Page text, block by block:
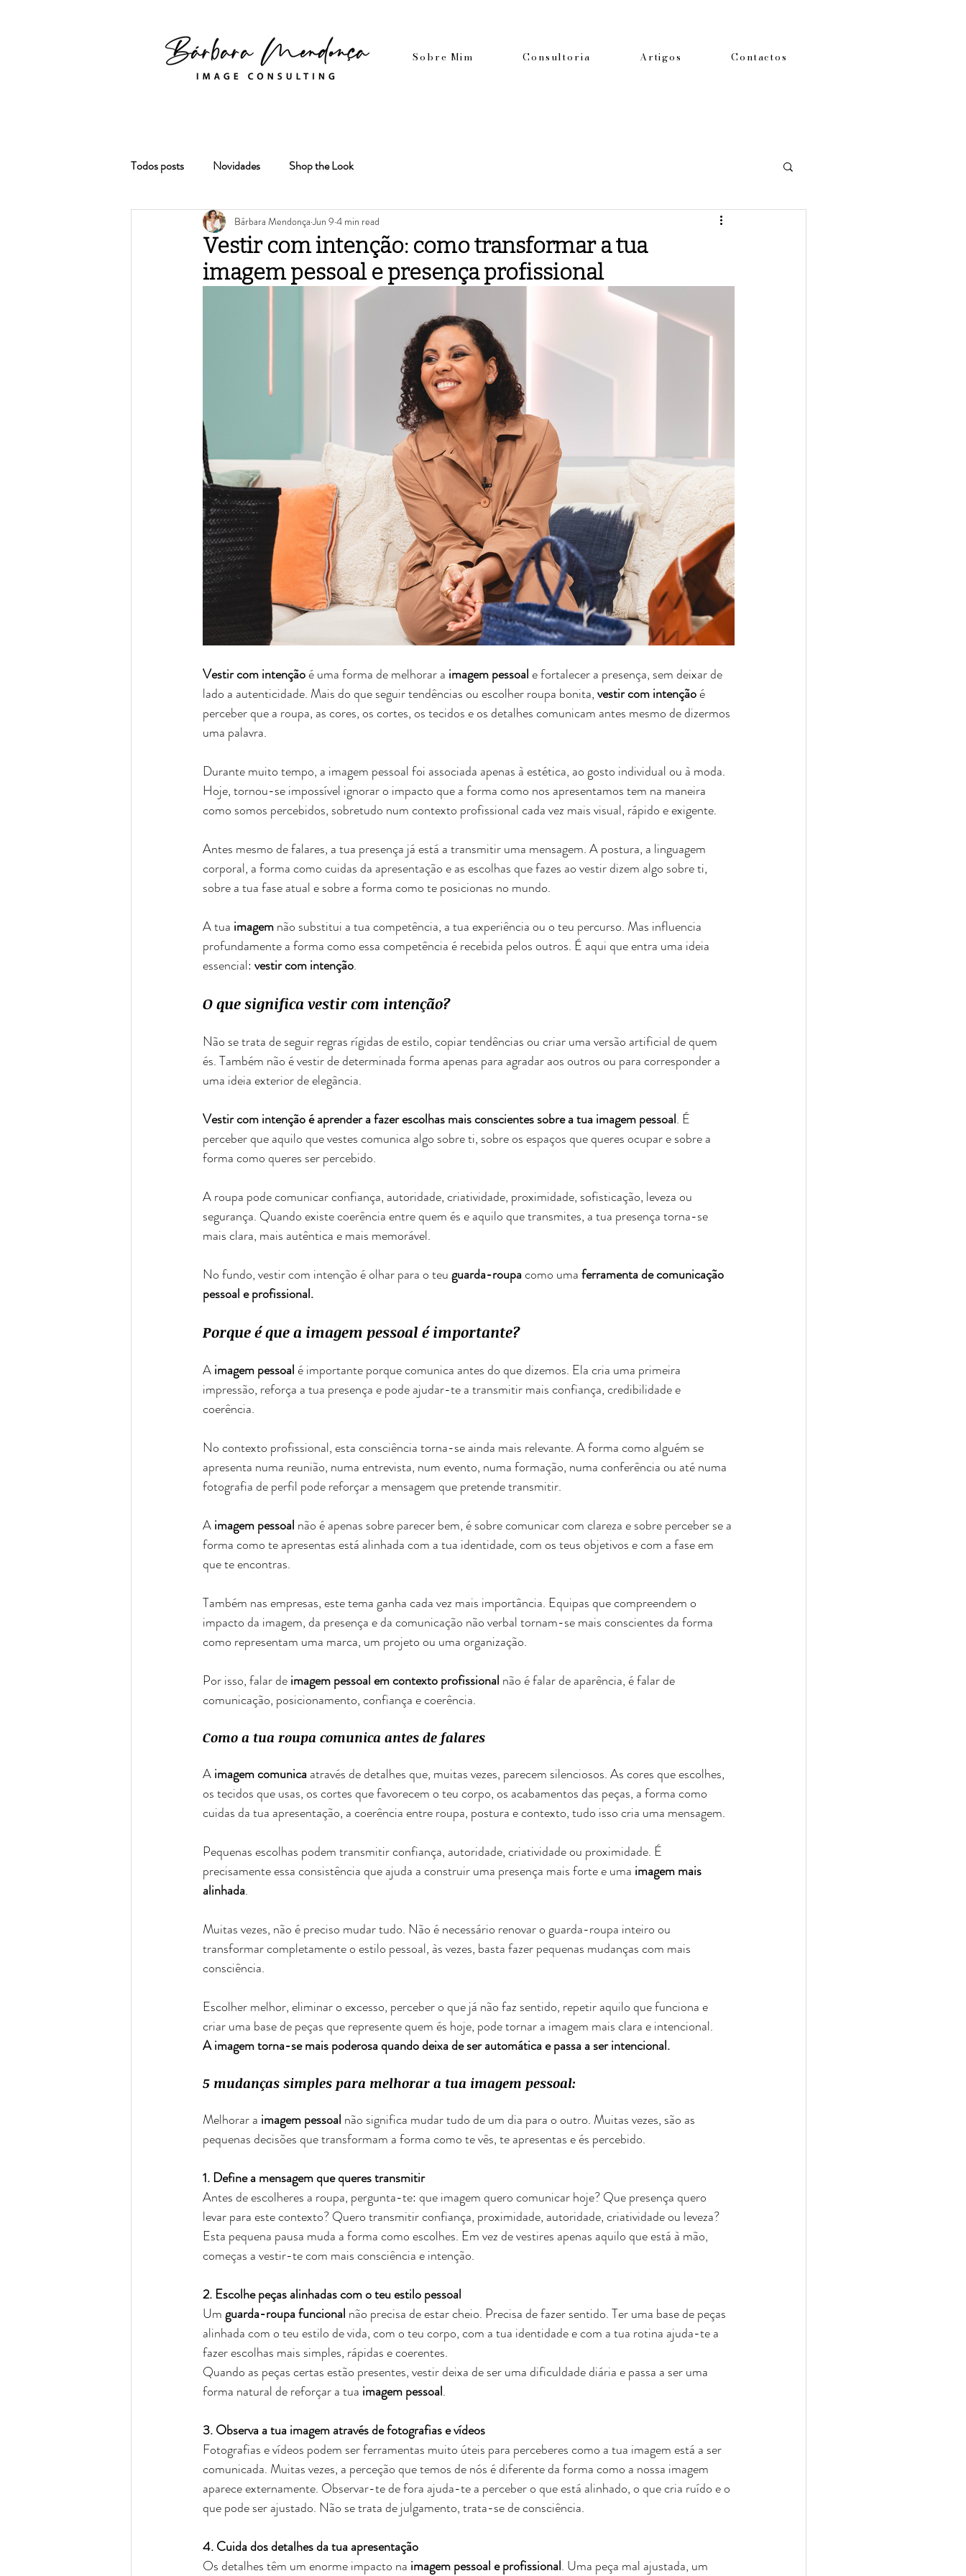
Sobre Mim Consultoria Artigos Contactos
Todos posts Novidades Shop the Look
Vestir com intenção: como transformar a tua
imagem pessoal e presença profissional
Bárbara Mendonça Jun 9 4 min read
Vestir com intenção é uma forma de melhorar a imagem pessoal e fortalecer a presença, sem deixar de
lado a autenticidade. Mais do que seguir tendências ou escolher roupa bonita, vestir com intenção é
perceber que a roupa, as cores, os cortes, os tecidos e os detalhes comunicam antes mesmo de dizermos
uma palavra.
Durante muito tempo, a imagem pessoal foi associada apenas à estética, ao gosto individual ou à moda.
Hoje, tornou-se impossível ignorar o impacto que a forma como nos apresentamos tem na maneira
como somos percebidos, sobretudo num contexto profissional cada vez mais visual, rápido e exigente.
Antes mesmo de falares, a tua presença já está a transmitir uma mensagem. A postura, a linguagem
corporal, a forma como cuidas da apresentação e as escolhas que fazes ao vestir dizem algo sobre ti,
sobre a tua fase atual e sobre a forma como te posicionas no mundo.
A tua imagem não substitui a tua competência, a tua experiência ou o teu percurso. Mas influencia
profundamente a forma como essa competência é recebida pelos outros. É aqui que entra uma ideia
essencial: vestir com intenção.
O que significa vestir com intenção?
Não se trata de seguir regras rígidas de estilo, copiar tendências ou criar uma versão artificial de quem
és. Também não é vestir de determinada forma apenas para agradar aos outros ou para corresponder a
uma ideia exterior de elegância.
Vestir com intenção é aprender a fazer escolhas mais conscientes sobre a tuaimagem pessoal. É
perceber que aquilo que vestes comunica algo sobre ti, sobre os espaços que queres ocupar e sobre a
forma como queres ser percebido.
A roupa pode comunicar confiança, autoridade, criatividade, proximidade, sofisticação, leveza ou
segurança. Quando existe coerência entre quem és e aquilo que transmites, a tua presença torna-se
mais clara, mais autêntica e mais memorável.
No fundo, vestir com intenção é olhar para o teu guarda-roupa como uma ferramenta de comunicação
pessoal e profissional.
Porque é que a imagem pessoal é importante?
A imagem pessoal é importante porque comunica antes do que dizemos. Ela cria uma primeira
impressão, reforça a tua presença e pode ajudar-te a transmitir mais confiança, credibilidade e
coerência.
No contexto profissional, esta consciência torna-se ainda mais relevante. A forma como alguém se
apresenta numa reunião, numa entrevista, num evento, numa formação, numa conferência ou até numa
fotografia de perfil pode reforçar a mensagem que pretende transmitir.
A imagem pessoal não é apenas sobre parecer bem, é sobre comunicar com clareza e sobre perceber se a
forma como te apresentas está alinhada com a tua identidade, com os teus objetivos e com a fase em
que te encontras.
Também nas empresas, este tema ganha cada vez mais importância. Equipas que compreendem o
impacto da imagem, da presença e da comunicação não verbal tornam-se mais conscientes da forma
como representam uma marca, um projeto ou uma organização.
Por isso, falar de imagem pessoal em contexto profissional não é falar de aparência, é falar de
comunicação, posicionamento, confiança e coerência.
Como a tua roupa comunica antes de falares
A imagem comunica através de detalhes que, muitas vezes, parecem silenciosos. As cores que escolhes,
os tecidos que usas, os cortes que favorecem o teu corpo, os acabamentos das peças, a forma como
cuidas da tua apresentação, a coerência entre roupa, postura e contexto, tudo isso cria uma mensagem.
Pequenas escolhas podem transmitir confiança, autoridade, criatividade ou proximidade. É
precisamente essa consistência que ajuda a construir uma presença mais forte e uma imagem mais
alinhada.
Muitas vezes, não é preciso mudar tudo. Não é necessário renovar o guarda-roupa inteiro ou
transformar completamente o estilo pessoal, às vezes, basta fazer pequenas mudanças com mais
consciência.
Escolher melhor, eliminar o excesso, perceber o que já não faz sentido, repetir aquilo que funciona e
criar uma base de peças que represente quem és hoje, pode tornar a imagem mais clara e intencional.
A imagem torna-se mais poderosa quando deixa de ser automática e passa a ser intencional.
5 mudanças simples para melhorar a tua imagem pessoal:
Melhorar a imagem pessoal não significa mudar tudo de um dia para o outro. Muitas vezes, são as
pequenas decisões que transformam a forma como te vês, te apresentas e és percebido.
1. Define a mensagem que queres transmitir
Antes de escolheres a roupa, pergunta-te: que imagem quero comunicar hoje? Que presença quero
levar para este contexto? Quero transmitir confiança, proximidade, autoridade, criatividade ou leveza?
Esta pequena pausa muda a forma como escolhes. Em vez de vestires apenas aquilo que está à mão,
começas a vestir-te com mais consciência e intenção.
2. Escolhe peças alinhadas com o teu estilo pessoal
Um guarda-roupa funcional não precisa de estar cheio. Precisa de fazer sentido. Ter uma base de peças
alinhada com o teu estilo de vida, com o teu corpo, com a tua identidade e com a tua rotina ajuda-te a
fazer escolhas mais simples, rápidas e coerentes.
Quando as peças certas estão presentes, vestir deixa de ser uma dificuldade diária e passa a ser uma
forma natural de reforçar a tua imagem pessoal.
3. Observa a tua imagem através de fotografias e vídeos
Fotografias e vídeos podem ser ferramentas muito úteis para perceberes como a tua imagem está a ser
comunicada. Muitas vezes, a perceção que temos de nós é diferente da forma como a nossa imagem
aparece externamente. Observar-te de fora ajuda-te a perceber o que está alinhado, o que cria ruído e o
que pode ser ajustado. Não se trata de julgamento, trata-se de consciência.
4. Cuida dos detalhes da tua apresentação
Os detalhes têm um enorme impacto na imagem pessoal e profissional. Uma peça mal ajustada, um